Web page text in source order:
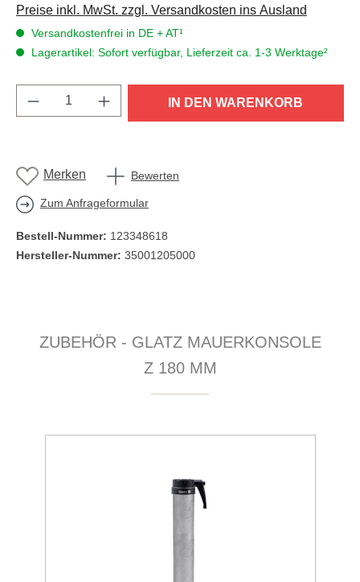
Preise inkl. MwSt. zzgl. Versandkosten ins Ausland
Versandkostenfrei in DE + AT¹
Lagerartikel: Sofort verfügbar, Lieferzeit ca. 1-3 Werktage²
Produkt Anzahl: Gib den gewünschten
IN DEN WARENKORB
Merken Bewerten
Zum Anfrageformular
Bestell-Nummer: 123348618
Hersteller-Nummer: 35001205000
Produktgalerie überspringen
ZUBEHÖR - GLATZ MAUERKONSOLE
Z 180 MM